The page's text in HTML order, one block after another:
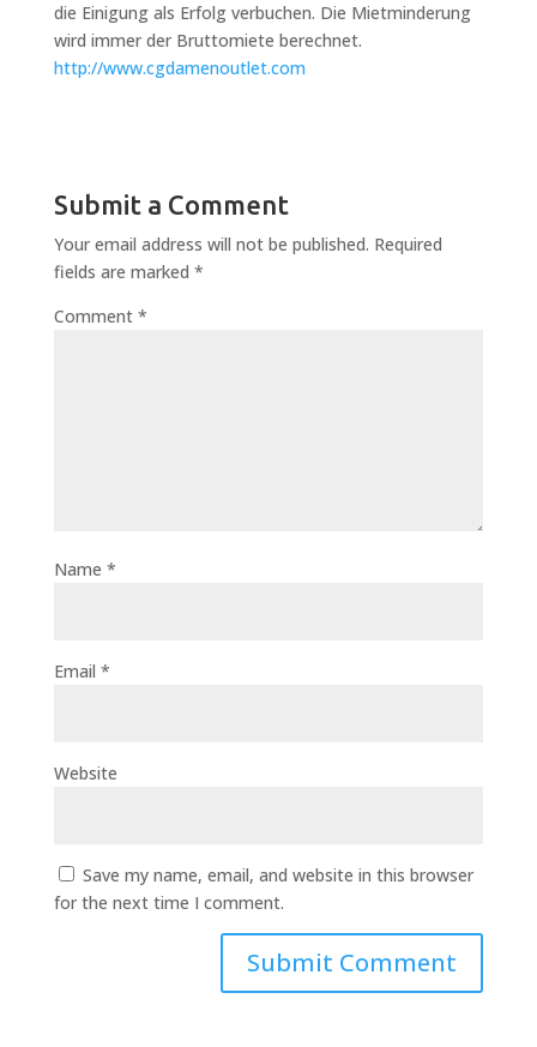
die Einigung als Erfolg verbuchen. Die Mietminderung
wird immer der Bruttomiete berechnet.
http://www.cgdamenoutlet.com
Submit a Comment
Your email address will not be published. Required
fields are marked *
Comment *
Name *
Email *
Website
Save my name, email, and website in this browser
for the next time I comment.